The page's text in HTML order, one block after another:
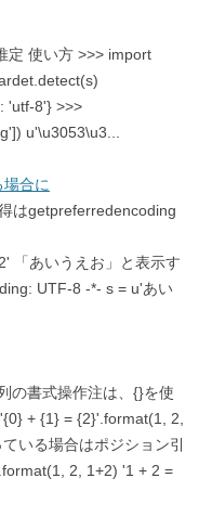
定 使い方 >>> import
'utf-8'} >>>
u'\u3053\u3...
合に
はgetpreferredencoding
「あいうえお」と表示す
UTF-8 -*- s = u'あい
の書式操作注は、{}を使
+ {1} = {2}'.format(1, 2,
いる場合はポジション引
2, 1+2) '1 + 2 =